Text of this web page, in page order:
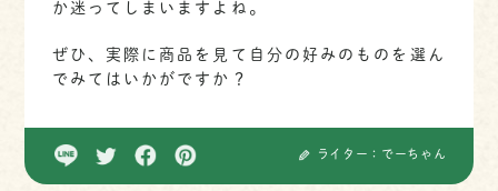
か迷ってしまいますよね。
ぜひ、実際に商品を見て自分の好みのものを選ん
でみてはいかがですか？
ライター：でーちゃん